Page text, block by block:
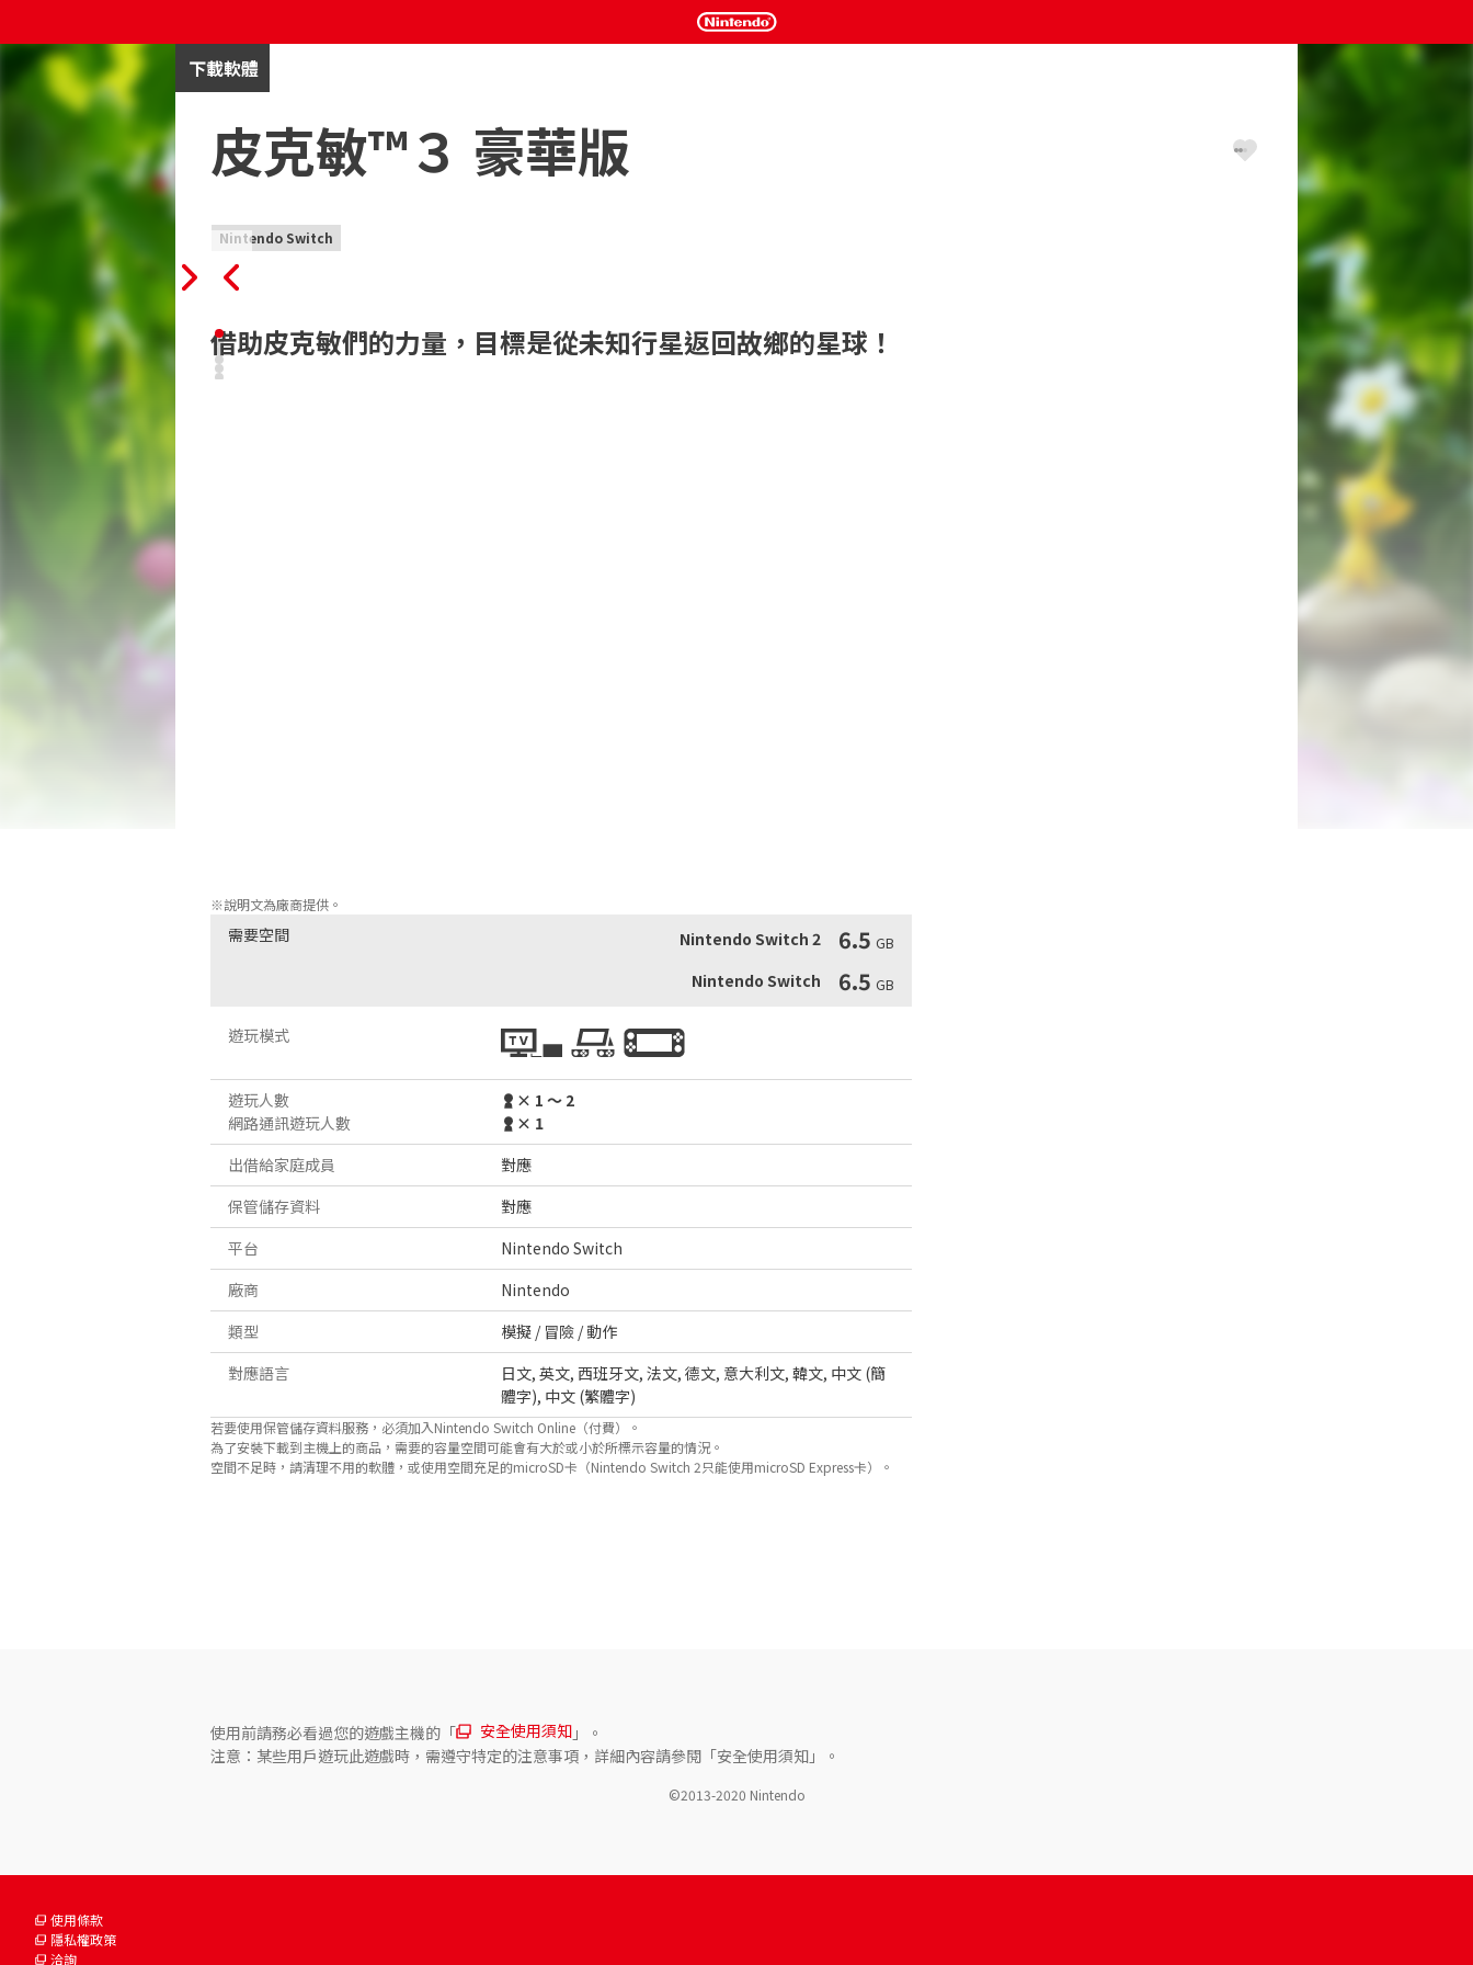
下載軟體
皮克敏™３ 豪華版
Nintendo Switch
借助皮克敏們的力量，目標是從未知行星返回故鄉的星球！
※說明文為廠商提供。
需要空間 Nintendo Switch 2 6.5 GB
Nintendo Switch 6.5 GB
遊玩模式
遊玩人數
× 1 ～ 2
網路通訊遊玩人數
× 1
出借給家庭成員
對應
保管儲存資料
對應
平台
Nintendo Switch
廠商
Nintendo
類型
模擬 / 冒險 / 動作
對應語言
日文,英文,西班牙文,法文,德文, 意大利文,韓文, 中文 (簡
體字), 中文 (繁體字)
若要使用保管儲存資料服務，必須加入Nintendo Switch Online（付費）。
為了安裝下載到主機上的商品，需要的容量空間可能會有大於或小於所標示容量的情況。
空間不足時，請清理不用的軟體，或使用空間充足的microSD卡（Nintendo Switch 2只能使用microSD Express卡）。
使用前請務必看過您的遊戲主機的「 安全使用須知 」。
注意：某些用戶遊玩此遊戲時，需遵守特定的注意事項，詳細內容請參閱「安全使用須知」。
©2013-2020 Nintendo
使用條款
隱私權政策
洽詢